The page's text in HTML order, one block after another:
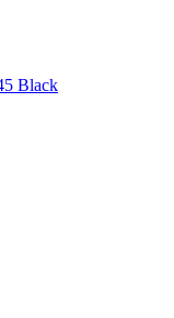
Black